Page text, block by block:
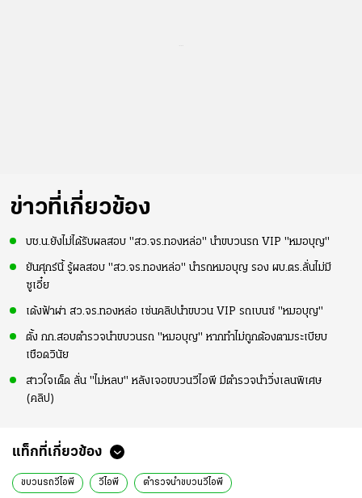
ข่าวที่เกี่ยวข้อง
บช.น.ยังไม่ได้รับผลสอบ "สว.จร.ทองหล่อ" นำขบวนรถ VIP "หมอบุญ"
ยันศุกร์นี้ รู้ผลสอบ "สว.จร.ทองหล่อ" นำรถหมอบุญ รอง ผบ.ตร.ลั่นไม่มี
ซูเอี๋ย
เด้งฟ้าผ่า สว.จร.ทองหล่อ เซ่นคลิปนำขบวน VIP รถเบนซ์ "หมอบุญ"
ตั้ง กก.สอบตำรวจนำขบวนรถ "หมอบุญ" หากทำไม่ถูกต้องตามระเบียบ
เชือดวินัย
สาวใจเด็ด ลั่น "ไม่หลบ" หลังเจอขบวนวีไอพี มีตำรวจนำวิ่งเลนพิเศษ
(คลิป)
แท็กที่เกี่ยวข้อง
ขบวนรถวีไอพี วีไอพี ตํารวจนําขบวนวีไอพี